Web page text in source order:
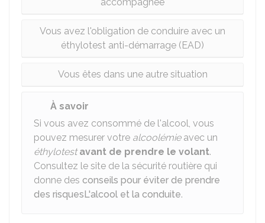
Vous avez l'obligation de conduire avec un
éthylotest anti-démarrage (EAD)
Vous êtes dans une autre situation
À savoir
Si vous avez consommé de l'alcool, vous
pouvez mesurer votre alcoolémieavec un
éthylotest avant de prendre le volant.
Consultez le site de la sécurité routière qui
donne des conseils pour éviter de prendre
des risquesL'alcool et la conduite.